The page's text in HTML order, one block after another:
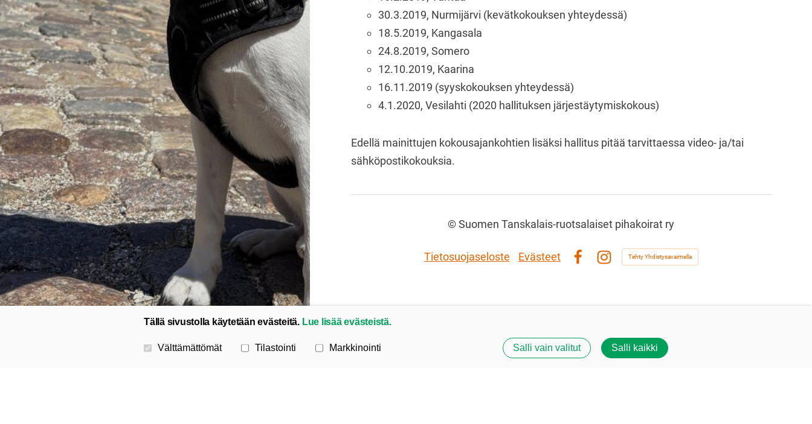
30.3.2019, Nurmijärvi (kevätkokouksen yhteydessä)
18.5.2019, Kangasala
24.8.2019, Somero
12.10.2019, Kaarina
16.11.2019 (syyskokouksen yhteydessä)
4.1.2020, Vesilahti (2020 hallituksen järjestäytymiskokous)
Edellä mainittujen kokousajankohtien lisäksi hallitus pitää tarvittaessa video- ja/tai
sähköpostikokouksia.
©Suomen Tanskalais-ruotsalaiset pihakoirat ry
Tietosuojaseloste
Evästeet
Tehty Yhdistysavaimella
Tällä sivustolla käytetään evästeitä. Lue lisää evästeistä.
Valitse käytettävät evästeet
Välttämättömät Tilastointi Markkinointi Salli vain valitut Salli kaikki